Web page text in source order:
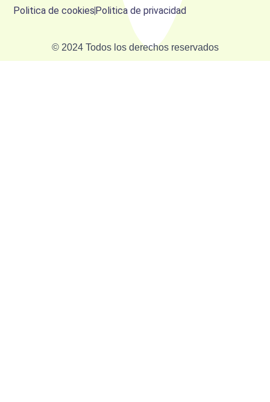
Politica de cookies Politica de privacidad
© 2024 Todos los derechos reservados